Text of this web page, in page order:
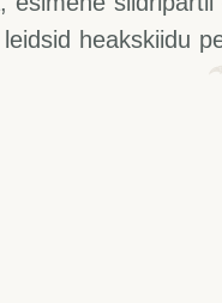
heakskiidu